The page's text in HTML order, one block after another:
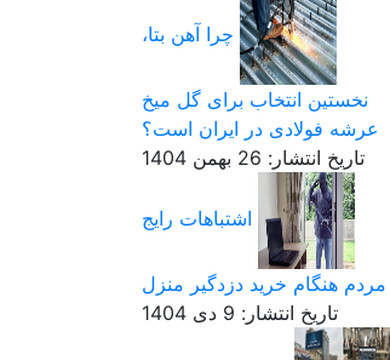
چرا آهن بتا،
نخستین انتخاب برای گل میخ
عرشه فولادی در ایران است؟
تاریخ انتشار: 26 بهمن 1404
اشتباهات رایج
مردم هنگام خرید دزدگیر منزل
تاریخ انتشار: 9 دی 1404